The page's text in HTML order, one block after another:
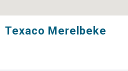
Texaco Merelbeke